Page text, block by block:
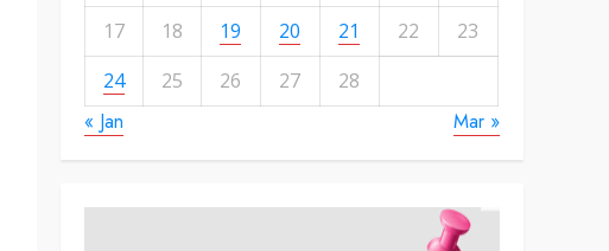
17
18 19 20 21 22
23
24
25 26 27 28
« Jan Mar »